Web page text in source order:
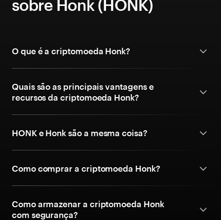
sobre Honk (HONK)
O que é a criptomoeda Honk?
Quais são as principais vantagens e
recursos da criptomoeda Honk?
HONK e Honk são a mesma coisa?
Como comprar a criptomoeda Honk?
Como armazenar a criptomoeda Honk
com segurança?